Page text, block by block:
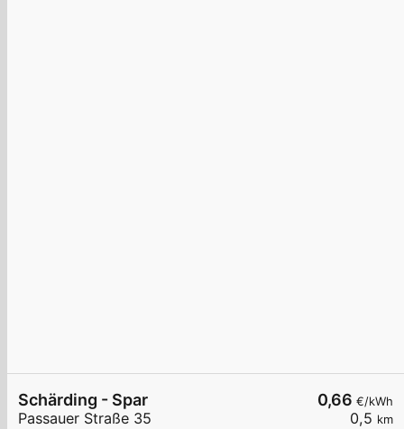
0,66 €/kWh
0,5 km
Schärding - Spar
Passauer Straße 35